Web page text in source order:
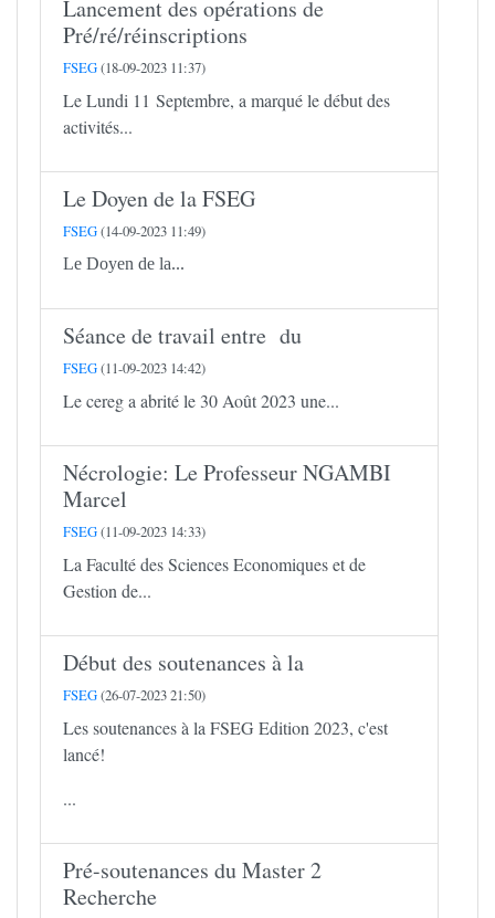
Lancement des opérations de
Pré/ré/réinscriptions
FSEG(18-09-2023 11:37)
Le Lundi 11 Septembre, a marqué le début des
activités...
Le Doyen de la FSEG
FSEG(14-09-2023 11:49)
Le Doyen de la...
Séance de travail entre du
FSEG(11-09-2023 14:42)
Le cereg a abrité le 30 Août 2023 une...
Nécrologie: Le Professeur NGAMBI
Marcel
FSEG(11-09-2023 14:33)
La Faculté des Sciences Economiques et de
Gestion de...
Début des soutenances à la
FSEG(26-07-2023 21:50)
Les soutenances à la FSEG Edition 2023, c'est
lancé!
...
Pré-soutenances du Master 2
Recherche